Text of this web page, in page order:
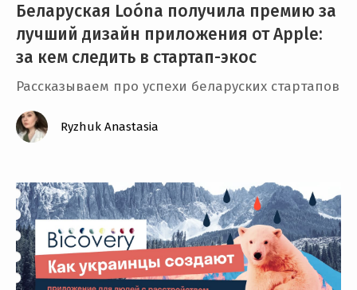
Беларуская Loóna получила премию за
лучший дизайн приложения от Apple:
за кем следить в стартап-экос
Рассказываем про успехи беларуских стартапов
Ryzhuk Anastasia